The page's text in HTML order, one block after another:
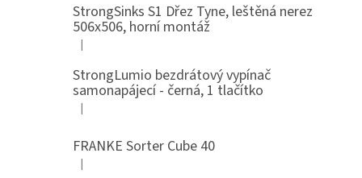
StrongSinks S1 Dřez Tyne, leštěná nerez
506x506, horní montáž
Hodnocení produktu je 5 z 5 hvězdiček.
|
StrongLumio bezdrátový vypínač
samonapájecí - černá, 1 tlačítko
Hodnocení produktu je 4 z 5 hvězdiček.
|
FRANKE Sorter Cube 40
Hodnocení produktu je 3 z 5 hvězdiček.
|